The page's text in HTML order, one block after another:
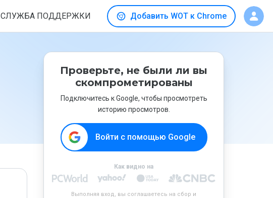
СЛУЖБА ПОДДЕРЖКИ Добавить WOT к Chrome
Проверьте, не были ли вы
скомпрометированы
Подключитесь к Google, чтобы просмотреть
историю просмотров.
Войти с помощью Google
Как видно на
Выполняя вход, вы соглашаетесь на сбор и